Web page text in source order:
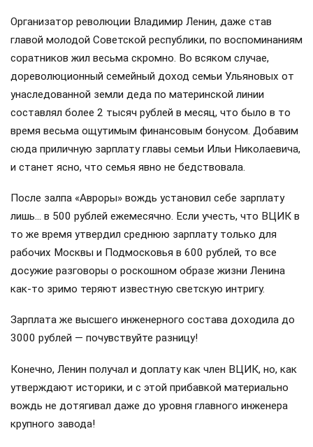
Организатор революции Владимир Ленин, даже став
главой молодой Советской республики, по воспоминаниям
соратников жил весьма скромно. Во всяком случае,
дореволюционный семейный доход семьи Ульяновых от
унаследованной земли деда по материнской линии
составлял более 2 тысяч рублей в месяц, что было в то
время весьма ощутимым финансовым бонусом. Добавим
сюда приличную зарплату главы семьи Ильи Николаевича,
и станет ясно, что семья явно не бедствовала.
После залпа «Авроры» вождь установил себе зарплату
лишь… в 500 рублей ежемесячно. Если учесть, что ВЦИК в
то же время утвердил среднюю зарплату только для
рабочих Москвы и Подмосковья в 600 рублей, то все
досужие разговоры о роскошном образе жизни Ленина
как-то зримо теряют известную светскую интригу.
Зарплата же высшего инженерного состава доходила до
3000 рублей — почувствуйте разницу!
Конечно, Ленин получал и доплату как член ВЦИК, но, как
утверждают историки, и с этой прибавкой материально
вождь не дотягивал даже до уровня главного инженера
крупного завода!